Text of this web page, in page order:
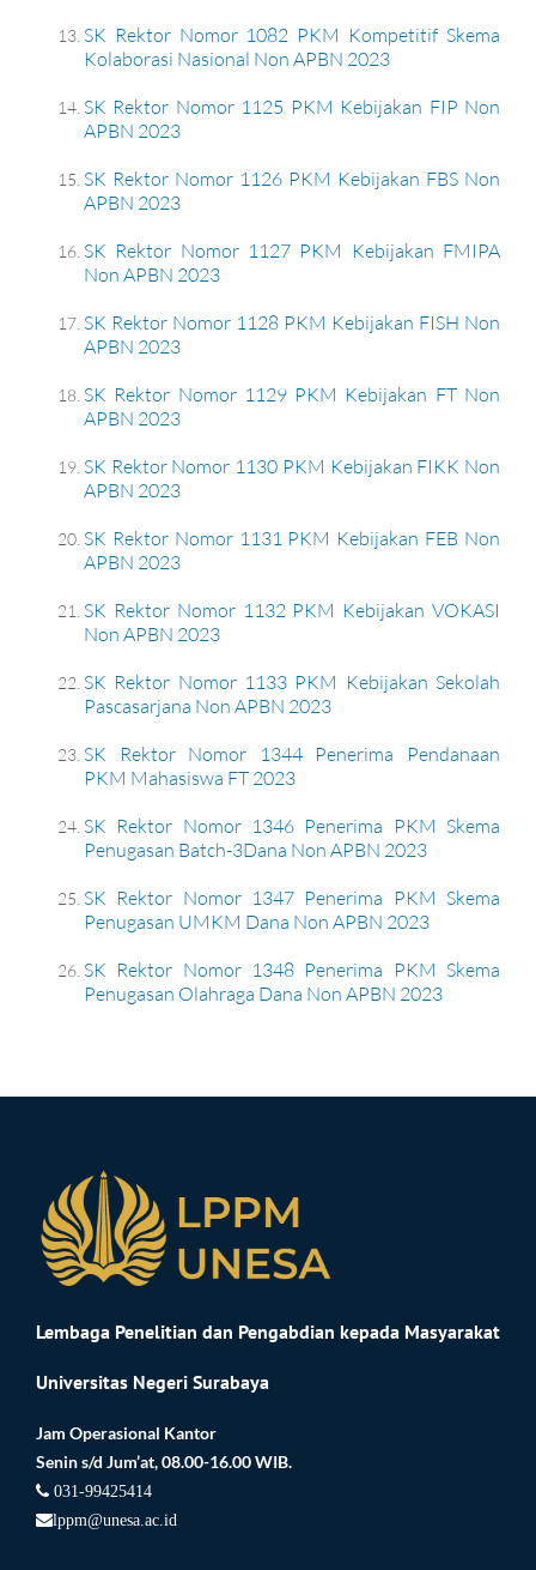
SK Rektor Nomor 1082 PKM Kompetitif Skema
Kolaborasi Nasional Non APBN 2023
SK Rektor Nomor 1125 PKM Kebijakan FIP Non
APBN 2023
SK Rektor Nomor 1126 PKM Kebijakan FBS Non
APBN 2023
SK Rektor Nomor 1127 PKM Kebijakan FMIPA
Non APBN 2023
SK Rektor Nomor 1128 PKM Kebijakan FISH Non
APBN 2023
SK Rektor Nomor 1129 PKM Kebijakan FT Non
APBN 2023
SK Rektor Nomor 1130 PKM Kebijakan FIKK Non
APBN 2023
SK Rektor Nomor 1131 PKM Kebijakan FEB Non
APBN 2023
SK Rektor Nomor 1132 PKM Kebijakan VOKASI
Non APBN 2023
SK Rektor Nomor 1133 PKM Kebijakan Sekolah
Pascasarjana Non APBN 2023
SK Rektor Nomor 1344 Penerima Pendanaan
PKM Mahasiswa FT 2023
SK Rektor Nomor 1346 Penerima PKM Skema
Penugasan Batch-3Dana Non APBN 2023
SK Rektor Nomor 1347 Penerima PKM Skema
Penugasan UMKM Dana Non APBN 2023
SK Rektor Nomor 1348 Penerima PKM Skema
Penugasan Olahraga Dana Non APBN 2023
Lembaga Penelitian dan Pengabdian kepada Masyarakat
Universitas Negeri Surabaya
Jam Operasional Kantor
Senin s/d Jum’at, 08.00-16.00 WIB.
031-99425414
lppm@unesa.ac.id